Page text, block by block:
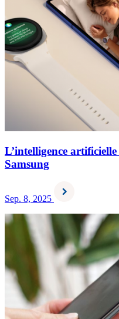
L’intelligence
Samsung
Sep. 8, 2025